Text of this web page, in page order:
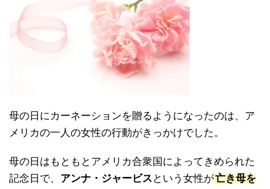
母の日にカーネーションを贈るようになったのは、ア
メリカの一人の女性の行動がきっかけでした。
母の日はもともとアメリカ合衆国によってきめられた
記念日で、 アンナ・ジャービス という女性が亡き母を